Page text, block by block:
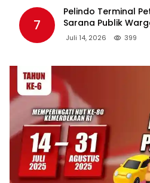
7
Pelindo Terminal
Sarana Publik
Lamong Lewat
Juli 14, 2026 399